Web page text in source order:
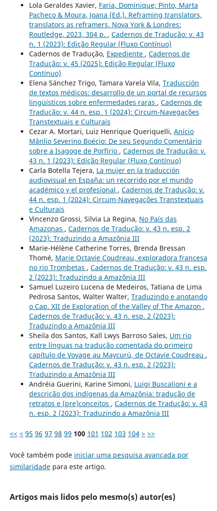
Lola Geraldes Xavier, Faria, Dominique; Pinto, Marta
Pacheco & Moura, Joana (Ed.). Reframing translators,
translators as reframers. Nova York & Londres:
Routledge, 2023, 304 p. , Cadernos de Tradução: v. 43
n. 1 (2023): Edição Regular (Fluxo Contínuo)
Cadernos de Tradução, Expediente , Cadernos de
Tradução: v. 45 (2025): Edição Regular (Fluxo
Contínuo)
Elena Sánchez Trigo, Tamara Varela Vila, Traducción
de textos médicos: desarrollo de un portal de recursos
lingüísticos sobre enfermedades raras , Cadernos de
Tradução: v. 44 n. esp. 1 (2024): Circum-Navegações
Transtextuais e Culturais
Cezar A. Mortari, Luiz Henrique Queriquelli, Anício
Mânlio Severino Boécio: De seu Segundo Comentário
sobre a Isagoge de Porfírio , Cadernos de Tradução: v.
43 n. 1 (2023): Edição Regular (Fluxo Contínuo)
Carla Botella Tejera, La mujer en la traducción
audiovisual en España: un recorrido por el mundo
académico y el profesional , Cadernos de Tradução: v.
44 n. esp. 1 (2024): Circum-Navegações Transtextuais
e Culturais
Vincenzo Grossi, Silvia La Regina, No País das
Amazonas , Cadernos de Tradução: v. 43 n. esp. 2
(2023): Traduzindo a Amazônia III
Marie-Hélène Catherine Torres, Brenda Bressan
Thomé, Marie Octavie Coudreau, exploradora francesa
no rio Trombetas , Cadernos de Tradução: v. 43 n. esp.
2 (2023): Traduzindo a Amazônia III
Samuel Luzeiro Lucena de Medeiros, Tatiana de Lima
Pedrosa Santos, Walter Walter, Traduzindo e anotando
o Cap. XII de Exploration of the Valley of The Amazon ,
Cadernos de Tradução: v. 43 n. esp. 2 (2023):
Traduzindo a Amazônia III
Sheila dos Santos, Kall Lwys Barroso Sales, Um rio
entre línguas na tradução comentada do primeiro
capítulo de Voyage au Maycurú, de Octavie Coudreau ,
Cadernos de Tradução: v. 43 n. esp. 2 (2023):
Traduzindo a Amazônia III
Andréia Guerini, Karine Simoni, Luigi Buscalioni e a
descrição dos indígenas da Amazônia: tradução de
retratos e (pre)conceitos , Cadernos de Tradução: v. 43
n. esp. 2 (2023): Traduzindo a Amazônia III
<< < 95 96 97 98 99 100 101 102 103 104 > >>
Você também pode iniciar uma pesquisa avançada por
similaridadepara este artigo.
Artigos mais lidos pelo mesmo(s) autor(es)